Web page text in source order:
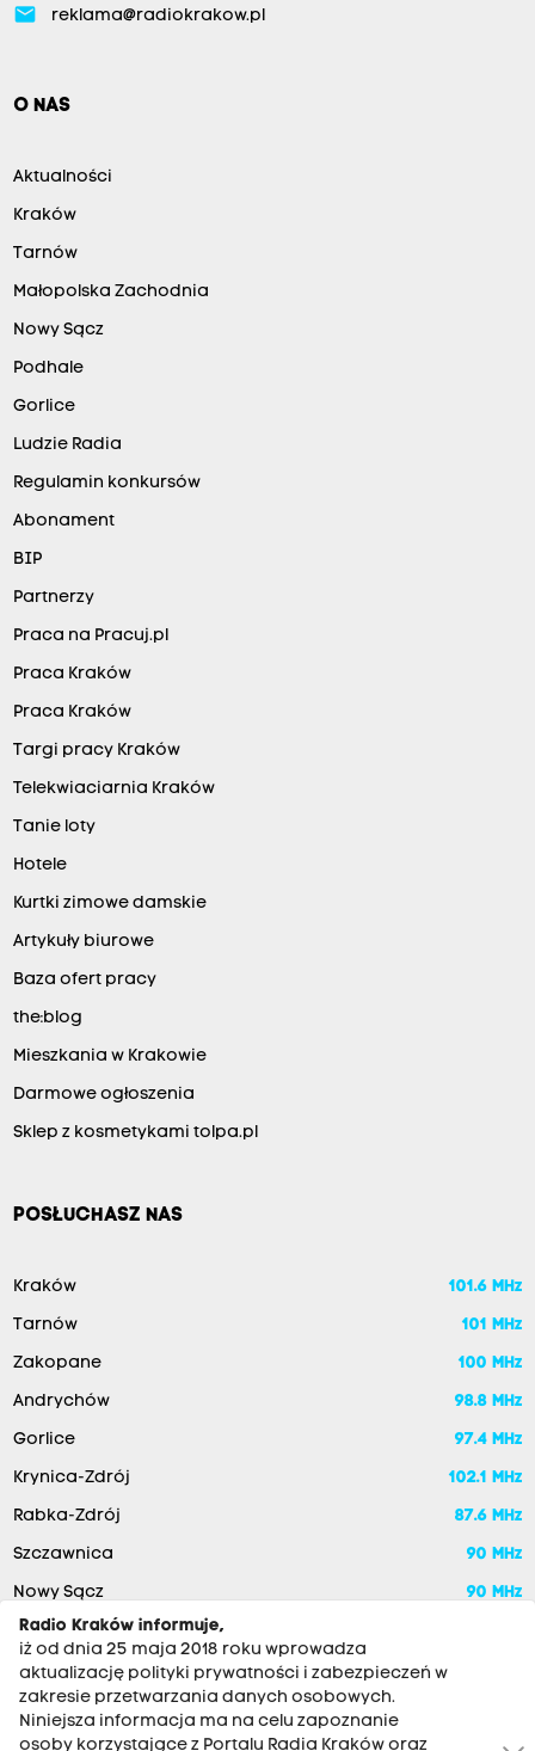
email reklama@radiokrakow.pl
O NAS
Aktualności
Kraków
Tarnów
Małopolska Zachodnia
Nowy Sącz
Podhale
Gorlice
Ludzie Radia
Regulamin konkursów
Abonament
BIP
Partnerzy
Praca na Pracuj.pl
Praca Kraków
Praca Kraków
Targi pracy Kraków
Telekwiaciarnia Kraków
Tanie loty
Hotele
Kurtki zimowe damskie
Artykuły biurowe
Baza ofert pracy
the:blog
Mieszkania w Krakowie
Darmowe ogłoszenia
Sklep z kosmetykami tolpa.pl
POSŁUCHASZ NAS
Kraków 101.6 MHz
Tarnów 101 MHz
Zakopane 100 MHz
Andrychów 98.8 MHz
Gorlice 97.4 MHz
Krynica-Zdrój 102.1 MHz
Rabka-Zdrój 87.6 MHz
Szczawnica 90 MHz
Nowy Sącz
90 MHz
Radio Kraków informuje,
iż od dnia 25 maja 2018 roku wprowadza
aktualizację polityki prywatności i zabezpieczeń w
zakresie przetwarzania danych osobowych.
Niniejsza informacja ma na celu zapoznanie
osoby korzystające z Portalu Radia Kraków oraz